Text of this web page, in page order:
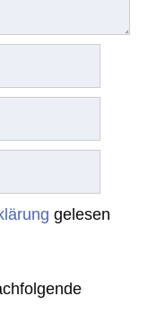
gelesen